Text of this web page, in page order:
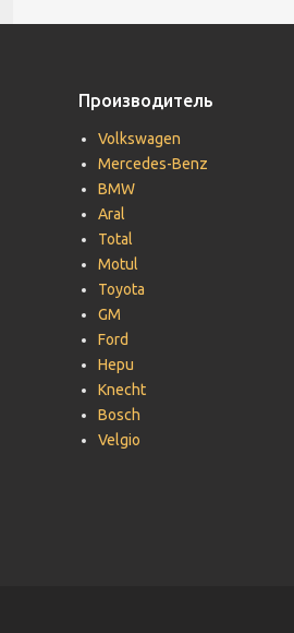
Производитель
Volkswagen
Mercedes-Benz
BMW
Aral
Total
Motul
Toyota
GM
Ford
Hepu
Knecht
Bosch
Velgio